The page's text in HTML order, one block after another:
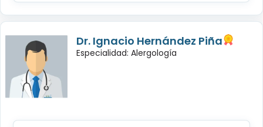
Dr. Ignacio Hernández Piña
Especialidad: Alergología